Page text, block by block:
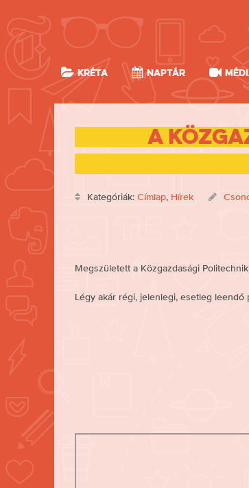
KRÉTA Naptár
A
Kategóriák: Címlap, Hírek
Megszületett a Közgazdasági
Légy akár régi, jelenlegi, esetleg